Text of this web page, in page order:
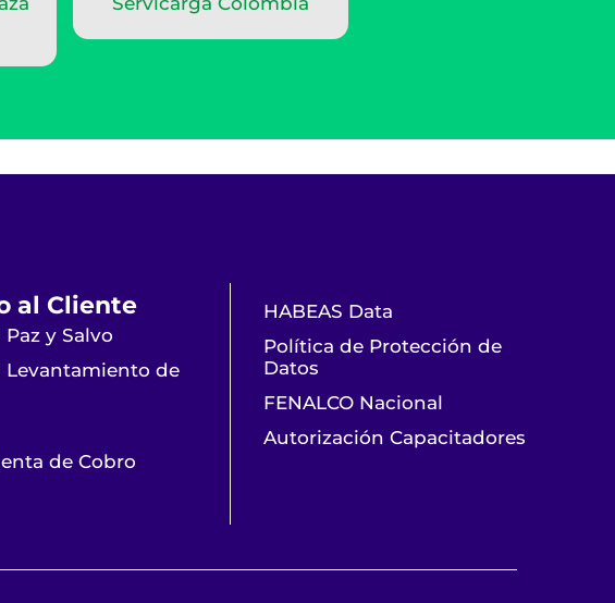
al Cliente
y Salvo
de
de Cobro
HABEAS Data
Política de Protección de
Datos
FENALCO Nacional
Autorización Capacitadores